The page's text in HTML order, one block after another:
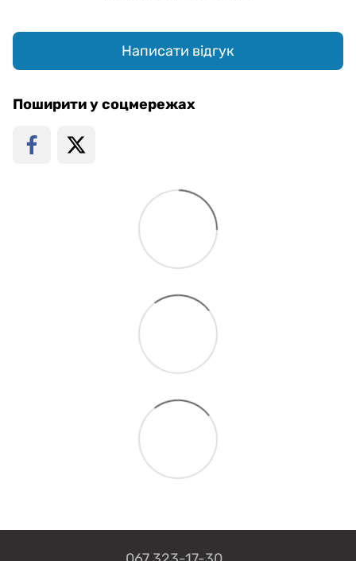
Написати відгук
Поширити у соцмережах